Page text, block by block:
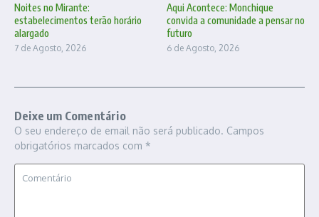
Noites no Mirante:
estabelecimentos terão horário
alargado
7 de Agosto, 2026
Aqui Acontece: Monchique
convida a comunidade a pensar no
futuro
6 de Agosto, 2026
Deixe um Comentário
O seu endereço de email não será publicado. Campos
obrigatórios marcados com *